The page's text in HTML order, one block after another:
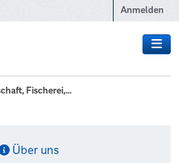
Anmelden
Fischerei,...
Über uns